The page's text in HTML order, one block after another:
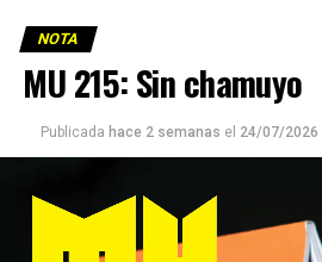
NOTA
MU 215: Sin chamuyo
Publicada hace 2 semanas el 24/07/2026